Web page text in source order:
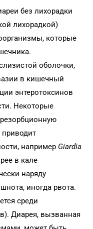
без лихорадки
лихорадкой)
которые
оболочки,
в кишечный
энтеротоксинов
Некоторые
приводит
например Giardia
в кале
наряду
иногда рвота.
среди
Диарея, вызванная